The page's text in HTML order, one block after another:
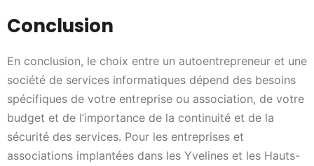
Conclusion
En conclusion, le choix entre un autoentrepreneur et une
société de services informatiques dépend des besoins
spécifiques de votre entreprise ou association, de votre
budget et de l’importance de la continuité et de la
sécurité des services. Pour les entreprises et
associations implantées dans les Yvelines et les Hauts-